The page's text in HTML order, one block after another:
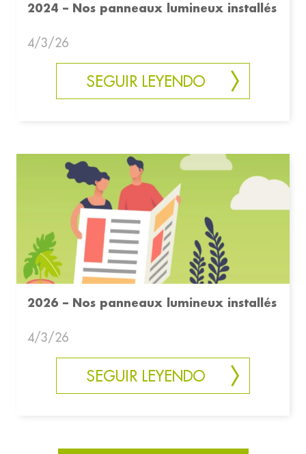
2024 – Nos panneaux lumineux installés
4/3/26
SEGUIR LEYENDO
2026 – Nos panneaux lumineux installés
4/3/26
SEGUIR LEYENDO